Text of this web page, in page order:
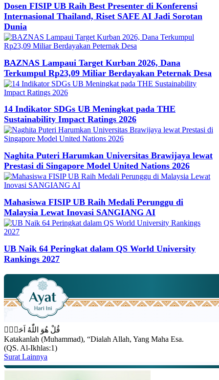
Dosen FISIP UB Raih Best Presenter di Konferensi
Internasional Thailand, Riset SAFE AI Jadi Sorotan
Dunia
BAZNAS Lampaui Target Kurban 2026, Dana
Terkumpul Rp23,09 Miliar Berdayakan Peternak Desa
14 Indikator SDGs UB Meningkat pada THE
Sustainability Impact Ratings 2026
Naghita Puteri Harumkan Universitas Brawijaya lewat
Prestasi di Singapore Model United Nations 2026
Mahasiswa FISIP UB Raih Medali Perunggu di
Malaysia Lewat Inovasi SANGIANG AI
UB Naik 64 Peringkat dalam QS World University
Rankings 2027
قُلْ هُوَ اللّٰهُ اَحَدٌۚ
Katakanlah (Muhammad), “Dialah Allah, Yang Maha Esa.
(QS. Al-Ikhlas:1)
Surat Lainnya